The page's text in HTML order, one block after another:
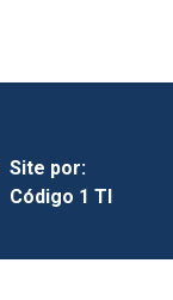
Site por:
Código 1 TI